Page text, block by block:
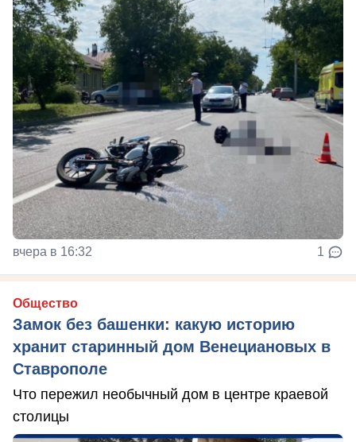
вчера в 16:32 1
Общество
Замок без башенки: какую историю
хранит старинный дом Венециановых в
Ставрополе
Что пережил необычный дом в центре краевой
столицы